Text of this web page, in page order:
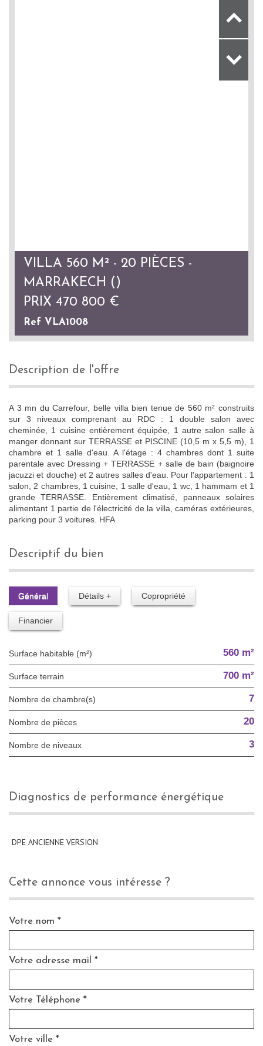
VILLA 560 M² - 20 PIÈCES -
MARRAKECH ()
PRIX 470 800 €
Ref VLA1008
description de l'offre
A 3 mn du Carrefour, belle villa bien tenue de 560 m² construits
sur 3 niveaux comprenant au RDC : 1 double salon avec
cheminée, 1 cuisine entièrement équipée, 1 autre salon salle à
manger donnant sur TERRASSE et PISCINE (10,5 m x 5,5 m), 1
chambre et 1 salle d'eau. A l'étage : 4 chambres dont 1 suite
parentale avec Dressing + TERRASSE + salle de bain (baignoire
jacuzzi et douche) et 2 autres salles d'eau. Pour l'appartement : 1
salon, 2 chambres, 1 cuisine, 1 salle d'eau, 1 wc, 1 hammam et 1
grande TERRASSE. Entièrement climatisé, panneaux solaires
alimentant 1 partie de l'électricité de la villa, caméras extérieures,
parking pour 3 voitures. HFA
descriptif du bien
Général Détails + Copropriété
Financier
Surface habitable (m²) 560 m²
surface terrain 700 m²
Nombre de chambre(s) 7
Nombre de pièces 20
Nombre de niveaux 3
diagnostics de performance énergétique
DPE ANCIENNE VERSION
cette annonce vous intéresse ?
Votre nom *
Votre adresse mail *
Votre Téléphone *
Votre ville *